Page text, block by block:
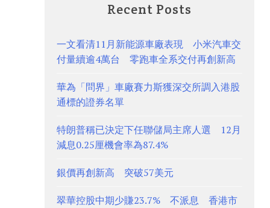
Recent Posts
一文看清11月新能源車廠表現 小米汽車交
付量續逾4萬台 零跑車全系交付再創新高
華為「問界」車廠賽力斯獲深交所調入港股
通標的證券名單
特朗普稱已決定下任聯儲局主席人選 12月
減息0.25厘機會率為87.4%
銀價再創新高 突破57美元
翠華控股中期少賺23.7% 不派息 香港市